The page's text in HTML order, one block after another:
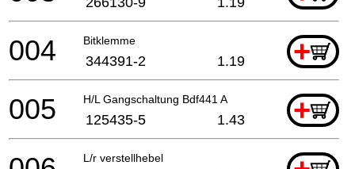
Bitklemme +
004 344391-2 1.19
H/L Gangschaltung Bdf441 A +
005 125435-5 1.43
L/r verstellhebel